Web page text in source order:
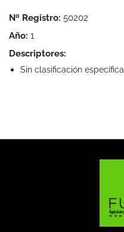
Nº Registro: 50202
Año: 1
Descriptores:
Sin clasificación específica